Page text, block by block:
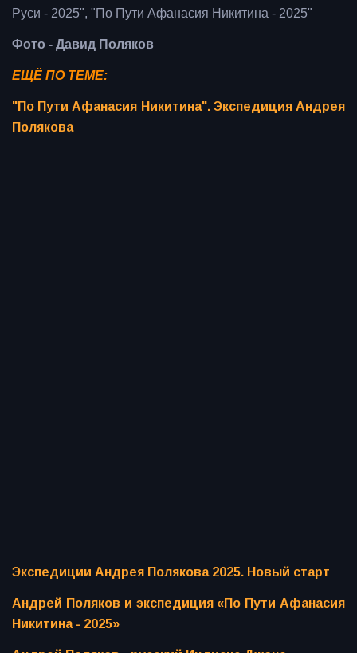
Руси - 2025", "По Пути Афанасия Никитина - 2025"
Фото - Давид Поляков
ЕЩЁ ПО ТЕМЕ:
"По Пути Афанасия Никитина". Экспедиция Андрея
Полякова
Экспедиции Андрея Полякова 2025. Новый старт
Андрей Поляков и экспедиция «По Пути Афанасия
Никитина - 2025»